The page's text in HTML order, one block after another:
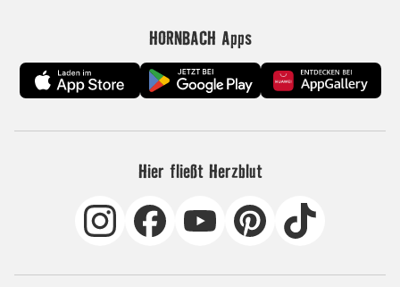
HORNBACH Apps
Hier fließt Herzblut